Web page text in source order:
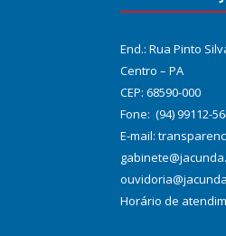
End.: Rua Pinto
Centro – PA
CEP: 68590-000
Fone: (94) 99112-
E-mail:
Horário de